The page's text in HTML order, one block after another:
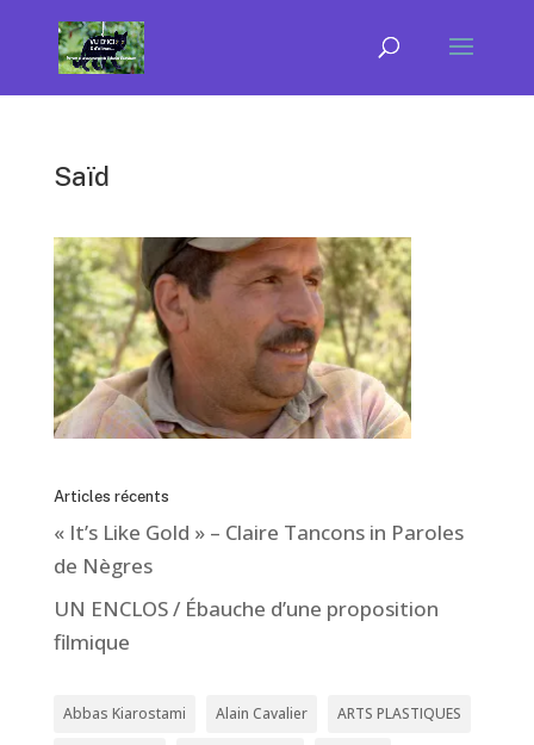
Saïd
Articles récents
« It’s Like Gold » – Claire Tancons in Paroles
de Nègres
UN ENCLOS / Ébauche d’une proposition
filmique
Abbas Kiarostami Alain Cavalier ARTS PLASTIQUES